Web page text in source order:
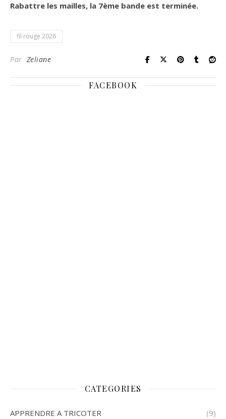
Rabattre les mailles, la 7ème bande est terminée.
fil rouge 2026
Par Zeliane
FACEBOOK
CATEGORIES
APPRENDRE A TRICOTER (9)